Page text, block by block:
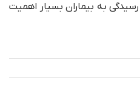
به بیماران بسیار اهمیت